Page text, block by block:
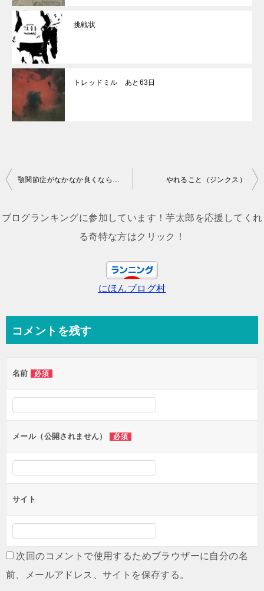
挑戦状
トレッドミル あと63日
投
ナ
ン
顎関節症がなかなか良くならない。これからはフローを。 やれること（ジンクス）
ブログランキングに参加しています！芋太郎を応援してくれ
る奇特な方はクリック！
にほんブログ村
コメントを残す
名前 必須
メール（公開されません） 必須
サイト
次回のコメントで使用するためブラウザーに自分の名
前、メールアドレス、サイトを保存する。